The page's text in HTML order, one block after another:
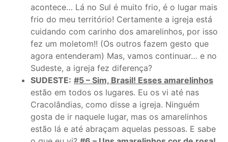
acontece… Lá no Sul é muito frio, é o lugar mais
frio do meu território! Certamente a igreja está
cuidando com carinho dos amarelinhos, por isso
fez um moletom!! (Os outros fazem gesto que
agora entenderam) Mas, vamos continuar… e no
Sudeste, a igreja fez diferença?
SUDESTE: #5 – Sim, Brasil! Esses amarelinhos
estão em todos os lugares. Eu os vi até nas
Cracolândias, como disse a igreja. Ninguém
gosta de ir naquele lugar, mas os amarelinhos
estão lá e até abraçam aquelas pessoas. E sabe